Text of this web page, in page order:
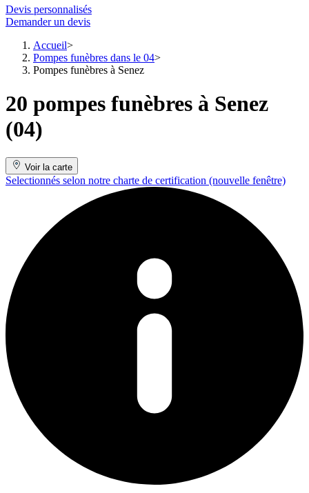
Devis personnalisés
Demander un devis
Accueil
Pompes funèbres dans le 04
Pompes funèbres à Senez
20 pompes funèbres à Senez
(04)
Voir la carte
Selectionnés selon notre charte de certification (nouvelle fenêtre)